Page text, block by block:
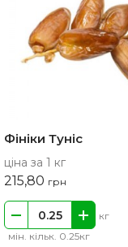
Фініки Туніс
ціна за 1 кг
215,80 грн
мін. кільк. 0.25кг
кг